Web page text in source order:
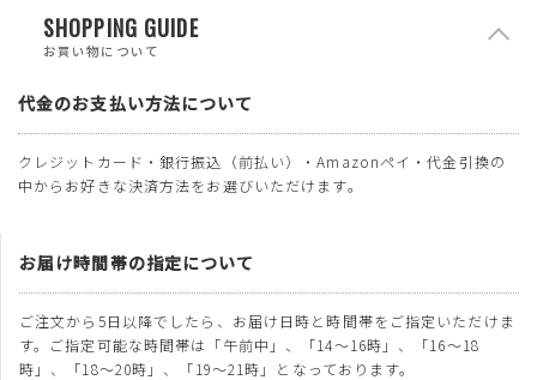
SHOPPING GUIDE
お買い物について
代金のお支払い方法について
クレジットカード・銀行振込（前払い）・Amazonペイ・代金引換の
中からお好きな決済方法をお選びいただけます。
お届け時間帯の指定について
ご注文から5日以降でしたら、お届け日時と時間帯をご指定いただけま
す。ご指定可能な時間帯は「午前中」、「14～16時」、「16～18
時」、「18～20時」、「19～21時」となっております。